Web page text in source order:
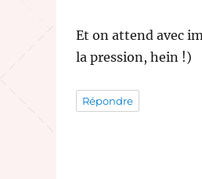
Et on attend avec
la pression, hein !)
Répondre